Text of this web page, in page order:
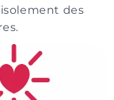
des